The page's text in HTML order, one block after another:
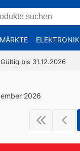
ELEKTRONIK
Gültig bis 31.12.2026
2026